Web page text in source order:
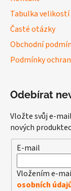
Tabulka velikostí
Časté otázky
Obchodní
Podmínky
Odebírat
Vložte svůj e-
nových
E-mail
Vložením e-
osobních